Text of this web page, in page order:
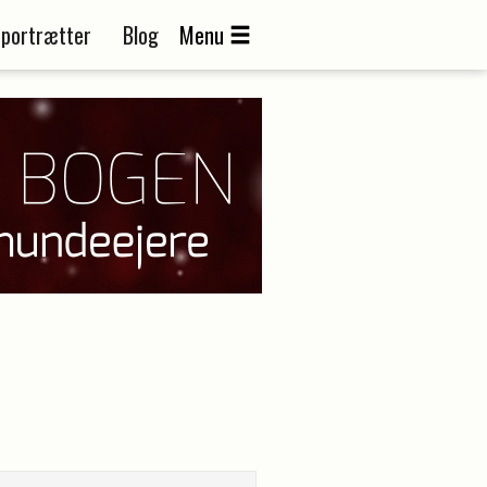
Blog Menu